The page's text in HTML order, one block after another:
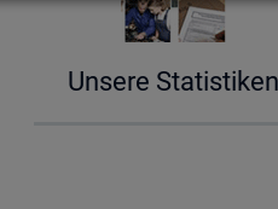
Un­se­re Sta­tis­ti­ken